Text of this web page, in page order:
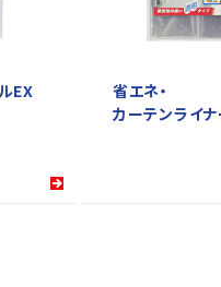
EX
省エネ・
カーテンライ